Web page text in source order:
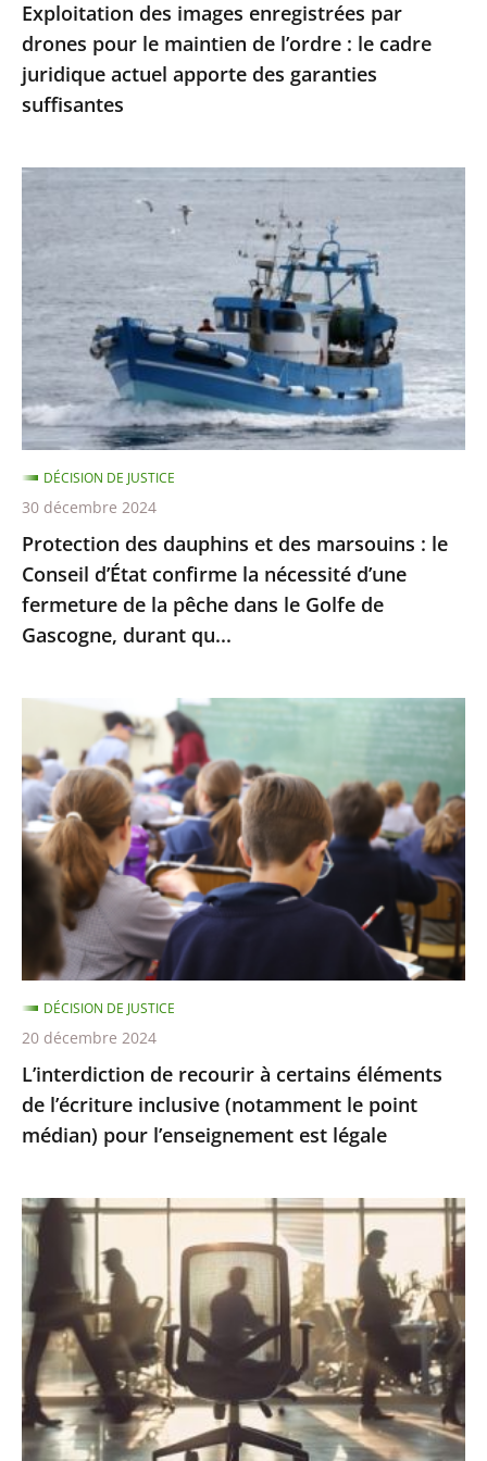
le
cadre
juridique
actuel
des
garanties
Exploitation des images enregistrées par
drones pour le maintien de l’ordre : le cadre
juridique actuel apporte des garanties
suffisantes
Protection
dauphins
des
marsouins
le
Conseil
d’État
confirme
la
nécessité
d’une
fermeture
de
pêche
le
Golfe
de
Gascogne,
durant
qu...
Protection des dauphins et des marsouins : le
Conseil d’État confirme la nécessité d’une
fermeture de la pêche dans le Golfe de
Gascogne, durant qu...
DÉCISION DE JUSTICE
30 décembre 2024
L’interdiction
recourir
à
certains
éléments
l’écriture
inclusive
(notamment
le
point
médian)
pour
l’enseignement
légale
L’interdiction de recourir à certains éléments
de l’écriture inclusive (notamment le point
médian) pour l’enseignement est légale
DÉCISION DE JUSTICE
20 décembre 2024
Présomption
de
démission
en
cas
d’abandon
de
poste
: